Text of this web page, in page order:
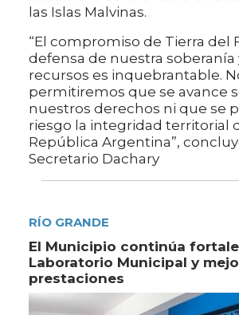
las Islas Malvinas.
“El compromiso de Tierra del
defensa de nuestra soberanía
recursos es inquebrantable.
permitiremos que se avance
nuestros derechos ni que se
riesgo la integridad territorial
República Argentina”,
Secretario Dachary
RÍO GRANDE
El Municipio continúa
Laboratorio Municipal y
prestaciones